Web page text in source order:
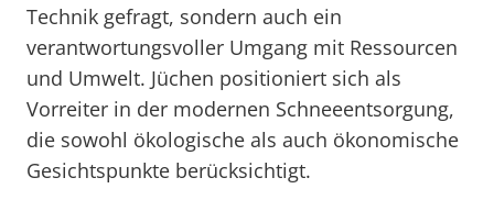
Technik gefragt, sondern auch ein
verantwortungsvoller Umgang mit Ressourcen
und Umwelt. Jüchen positioniert sich als
Vorreiter in der modernen Schneeentsorgung,
die sowohl ökologische als auch ökonomische
Gesichtspunkte berücksichtigt.